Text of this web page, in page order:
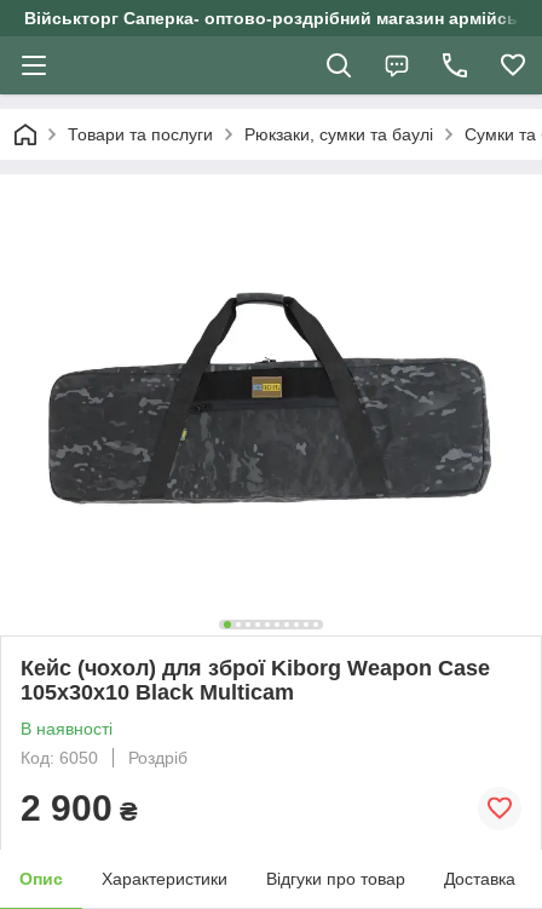
Військторг Саперка- оптово-роздрібний магазин
Товари та послуги Рюкзаки, сумки та баулі Сумки та
Кейс (чохол) для зброї Kiborg Weapon Case
105х30х10 Black Multicam
В наявності
Код: 6050
Роздріб
2 900 ₴
Опис Характеристики Відгуки про товар Доставка